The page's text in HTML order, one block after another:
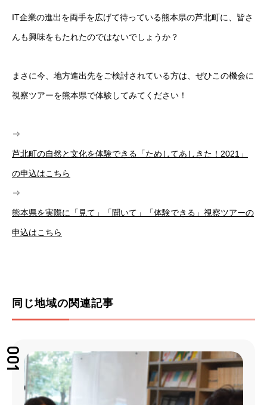
IT企業の進出を両手を広げて待っている熊本県の芦北町に、皆さ
んも興味をもたれたのではないでしょうか？
まさに今、地方進出先をご検討されている方は、ぜひこの機会に
視察ツアーを熊本県で体験してみてください！
⇒
芦北町の自然と文化を体験できる「ためしてあしきた！2021」
の申込はこちら
⇒
熊本県を実際に「見て」「聞いて」「体験できる」視察ツアーの
申込はこちら
同じ地域の関連記事
001